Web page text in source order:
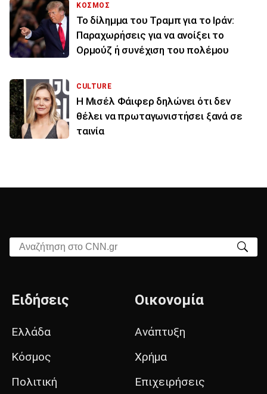
ΚΟΣΜΟΣ
Το δίλημμα του Τραμπ για το Ιράν:
Παραχωρήσεις για να ανοίξει το
Ορμούζ ή συνέχιση του πολέμου
CULTURE
Η Μισέλ Φάιφερ δηλώνει ότι δεν
θέλει να πρωταγωνιστήσει ξανά σε
ταινία
Αναζήτηση στο CNN.gr
Ειδήσεις
Ελλάδα
Κόσμος
Πολιτική
Οικονομία
Ανάπτυξη
Χρήμα
Επιχειρήσεις